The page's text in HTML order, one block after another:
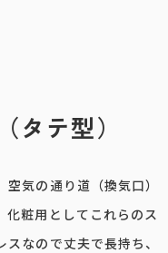
タテ型）
気の通り道（換気口）
粧用としてこれらのス
なので丈夫で長持ち、